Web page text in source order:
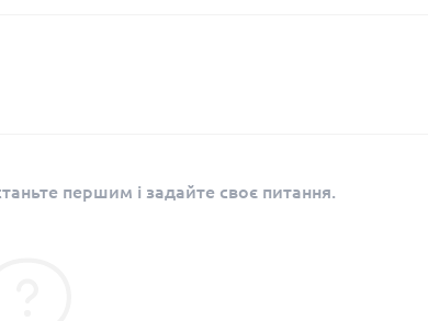
першим і задайте своє питання.